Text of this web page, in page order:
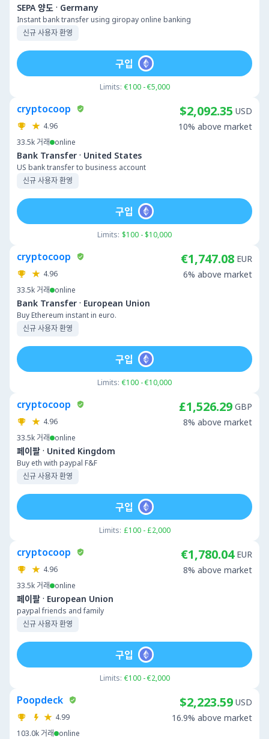
SEPA 양도 · Germany
Instant bank transfer using giropay online banking
신규 사용자 환영
Limits: €100 - €5,000
구입
cryptocoop
4.96
33.5k 거래 online
Bank Transfer · United States
US bank transfer to business account
신규 사용자 환영
$2,092.35 USD
10% above market
Limits: $100 - $10,000
구입
cryptocoop
4.96
33.5k 거래 online
Bank Transfer · European Union
Buy Ethereum instant in euro.
신규 사용자 환영
€1,747.08 EUR
6% above market
Limits: €100 - €10,000
구입
cryptocoop
4.96
33.5k 거래 online
페이팔 · United Kingdom
Buy eth with paypal F&F
신규 사용자 환영
£1,526.29 GBP
8% above market
Limits: £100 - £2,000
구입
cryptocoop
4.96
33.5k 거래 online
페이팔 · European Union
paypal friends and family
신규 사용자 환영
€1,780.04 EUR
8% above market
Limits: €100 - €2,000
구입
Poopdeck
4.99
103.0k 거래 online
$2,223.59 USD
16.9% above market